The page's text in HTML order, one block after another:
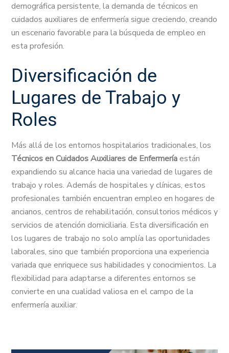
demográfica persistente, la demanda de técnicos en
cuidados auxiliares de enfermería sigue creciendo, creando
un escenario favorable para la búsqueda de empleo en
esta profesión.
Diversificación de
Lugares de Trabajo y
Roles
Más allá de los entornos hospitalarios tradicionales, los
Técnicos en Cuidados Auxiliares de Enfermeríaestán
expandiendo su alcance hacia una variedad de lugares de
trabajo y roles. Además de hospitales y clínicas, estos
profesionales también encuentran empleo en hogares de
ancianos, centros de rehabilitación, consultorios médicos y
servicios de atención domiciliaria. Esta diversificación en
los lugares de trabajo no solo amplía las oportunidades
laborales, sino que también proporciona una experiencia
variada que enriquece sus habilidades y conocimientos. La
flexibilidad para adaptarse a diferentes entornos se
convierte en una cualidad valiosa en el campo de la
enfermería auxiliar.